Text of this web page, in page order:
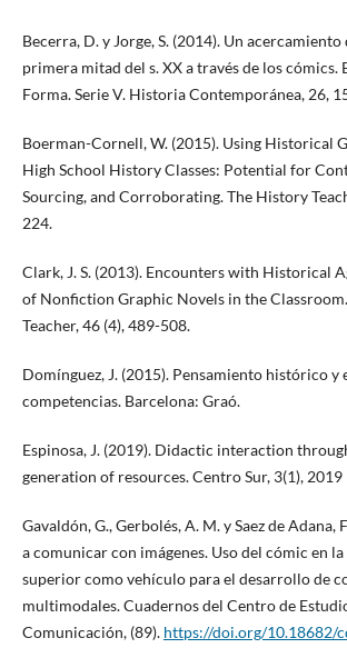
Becerra, D. y Jorge, S. (2014). Un
primera mitad del s. XX a través de los cómics.
Forma. Serie V. Historia Contemporánea, 26,
Boerman-Cornell, W. (2015). Using Historical
High School History Classes: Potential for
Sourcing, and Corroborating. The History
224.
Clark, J. S. (2013). Encounters with Historical
of Nonfiction Graphic Novels in the
Teacher, 46 (4), 489-508.
Domínguez, J. (2015). Pensamiento histórico y
competencias. Barcelona: Graó.
Espinosa, J. (2019). Didactic interaction
generation of resources. Centro Sur, 3(1), 2019
Gavaldón, G., Gerbolés, A. M. y Saez de Adana,
a comunicar con imágenes. Uso del cómic en
superior como vehículo para el desarrollo de
multimodales. Cuadernos del Centro de
Comunicación, (89). https://doi.org/10.18682/